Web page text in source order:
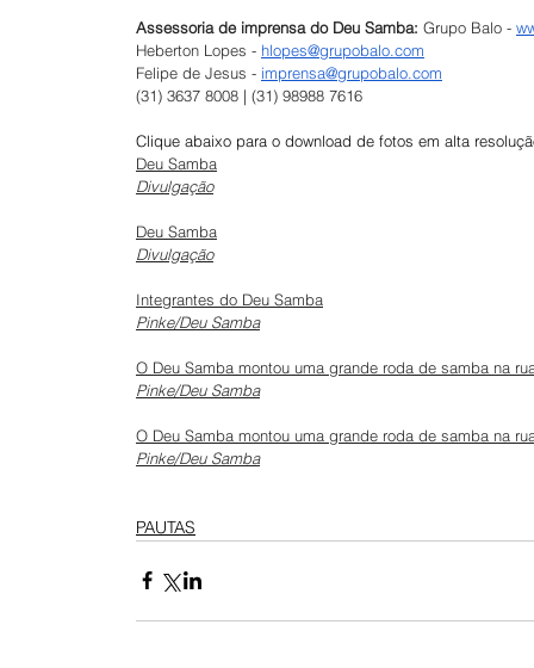
Assessoria de imprensa do Deu Samba: Grupo Balo -
Heberton Lopes - hlopes@grupobalo.com
Felipe de Jesus - imprensa@grupobalo.com
(31) 3637 8008 | (31) 98988 7616
Clique abaixo para o download de fotos em alta
Deu Samba
Divulgação
Deu Samba
Divulgação
Integrantes do Deu Samba
Pinke/Deu Samba
O Deu Samba montou uma grande roda de samba na
Pinke/Deu Samba
O Deu Samba montou uma grande roda de samba na
Pinke/Deu Samba
PAUTAS